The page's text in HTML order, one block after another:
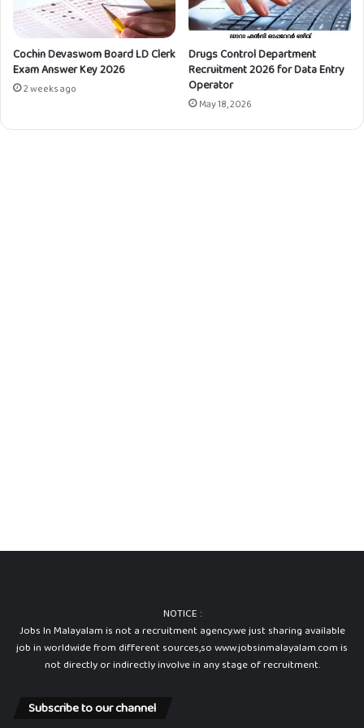
Cochin Devaswom Board LD Clerk
Exam Answer Key 2026
2 weeks ago
Drugs Control Department
Recruitment 2026 for Data Entry
Operator
May 18, 2026
NOTICE :
Jobs In Malayalam is not a recruitment agency.we just sharing available
job in worldwide from different sources,so www.jobsinmalayalam.com is
not directly or indirectly involve in any stage of recruitment.
Subscribe to our channel